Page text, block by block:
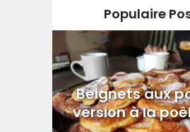
Populaire
Beignets aux
version à la